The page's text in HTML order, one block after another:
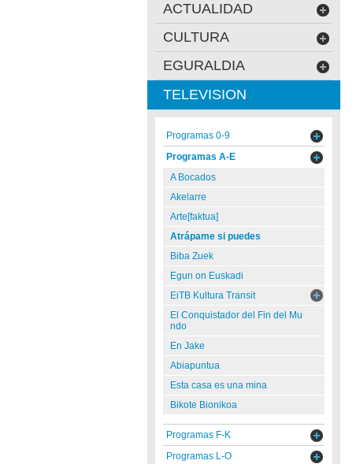
ACTUALIDAD
CULTURA
EGURALDIA
TELEVISION
Programas 0-9
Programas A-E
A Bocados
Akelarre
Arte[faktua]
Atrápame si puedes
Biba Zuek
Egun on Euskadi
EiTB Kultura Transit
El Conquistador del Fin del Mu
ndo
En Jake
Abiapuntua
Esta casa es una mina
Bikote Bionikoa
Programas F-K
Programas L-O